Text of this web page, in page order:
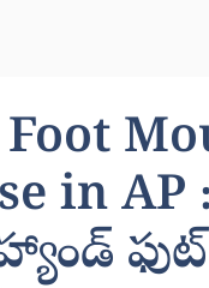
in AP :